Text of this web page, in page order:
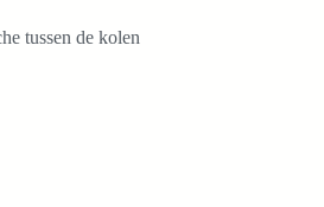
tussen de kolen